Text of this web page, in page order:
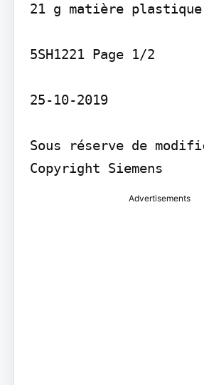
21 g matière plastique
5SH1221 Page 1/2
25-10-2019
Sous réserve de
Copyright Siemens
Advertisements